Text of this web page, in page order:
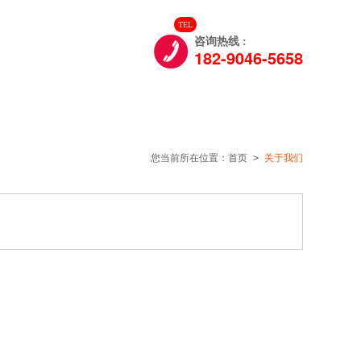

TEL
咨询热线 :
182-9046-5658
您当前所在位置： 首页 > 关于我们